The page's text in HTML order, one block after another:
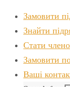
Замовити
Знайти
Стати
Замовити
Ваші